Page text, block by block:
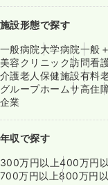
施設形態で探す
一般病院大学病院一般
美容クリニック訪問看
介護老人保健施設有料
グループホームサ高住
企業
年収で探す
300万円以上400万円
700万円以上800万円